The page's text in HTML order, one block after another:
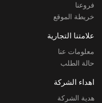
فروعنا
خريطة الموقع
علامتنا التجارية
معلومات عنا
حالة الطلب
اهداء الشركة
هدية الشركة